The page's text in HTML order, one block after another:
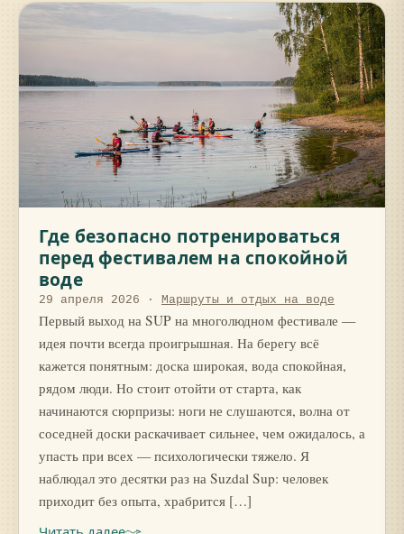
Где безопасно потренироваться
перед фестивалем на спокойной
воде
29 апреля 2026 · Маршруты и отдых на воде
Первый выход на SUP на многолюдном фестивале —
идея почти всегда проигрышная. На берегу всё
кажется понятным: доска широкая, вода спокойная,
рядом люди. Но стоит отойти от старта, как
начинаются сюрпризы: ноги не слушаются, волна от
соседней доски раскачивает сильнее, чем ожидалось, а
упасть при всех — психологически тяжело. Я
наблюдал это десятки раз на Suzdal Sup: человек
приходит без опыта, храбрится […]